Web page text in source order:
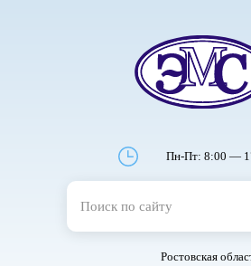
Пн-Пт: 8:00 —
Ростовская